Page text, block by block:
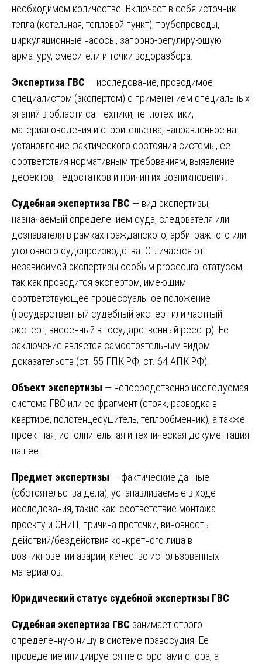
необходимом количестве. Включает в себя источник
тепла (котельная, тепловой пункт), трубопроводы,
циркуляционные насосы, запорно-регулирующую
арматуру, смесители и точки водоразбора.
Экспертиза ГВС — исследование, проводимое
специалистом (экспертом) с применением специальных
знаний в области сантехники, теплотехники,
материаловедения и строительства, направленное на
установление фактического состояния системы, ее
соответствия нормативным требованиям, выявление
дефектов, недостатков и причин их возникновения.
Судебная экспертиза ГВС — вид экспертизы,
назначаемый определением суда, следователя или
дознавателя в рамках гражданского, арбитражного или
уголовного судопроизводства. Отличается от
независимой экспертизы особым procedural статусом,
так как проводится экспертом, имеющим
соответствующее процессуальное положение
(государственный судебный эксперт или частный
эксперт, внесенный в государственный реестр). Ее
заключение является самостоятельным видом
доказательств (ст. 55 ГПК РФ, ст. 64 АПК РФ).
Объект экспертизы — непосредственно исследуемая
система ГВС или ее фрагмент (стояк, разводка в
квартире, полотенцесушитель, теплообменник), а также
проектная, исполнительная и техническая документация
на нее.
Предмет экспертизы — фактические данные
(обстоятельства дела), устанавливаемые в ходе
исследования, такие как: соответствие монтажа
проекту и СНиП, причина протечки, виновность
действий/бездействия конкретного лица в
возникновении аварии, качество использованных
материалов.
Юридический статус судебной экспертизы ГВС
Судебная экспертиза ГВС занимает строго
определенную нишу в системе правосудия. Ее
проведение инициируется не сторонами спора, а